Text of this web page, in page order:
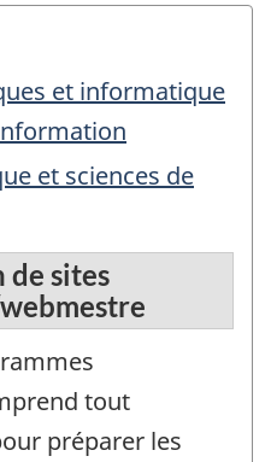
et informatique
et sciences de
de sites
tout
préparer les